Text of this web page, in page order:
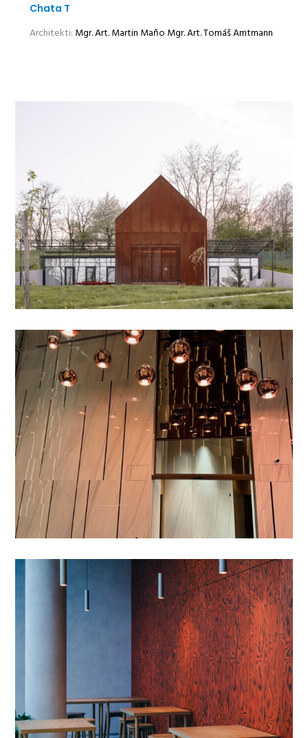
Chata T
Architekti: Mgr. Art. Martin Maňo Mgr. Art. Tomáš Amtmann